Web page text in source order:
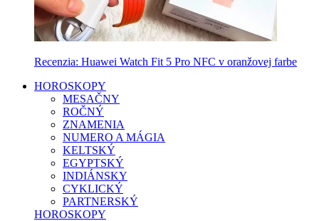
Recenzia: Huawei Watch Fit 5 Pro NFC v oranžovej farbe
HOROSKOPY
MESAČNY
ROČNÝ
ZNAMENIA
NUMERO A MÁGIA
KELTSKÝ
EGYPTSKÝ
INDIÁNSKY
CYKLICKÝ
PARTNERSKÝ
HOROSKOPY